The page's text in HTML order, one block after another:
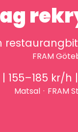
FRAM
155–185 kr/
Matsal · FRAM